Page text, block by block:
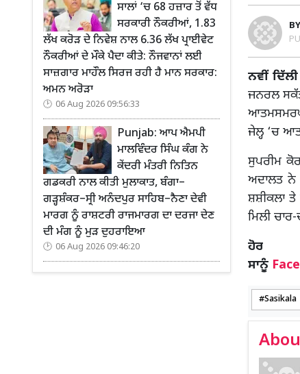
ਸਾਲਾਂ ‘ਚ 68 ਹਜ਼ਾਰ ਤੋਂ ਵੱਧ
ਸਰਕਾਰੀ ਨੌਕਰੀਆਂ, 1.83
ਲੱਖ ਕਰੋੜ ਦੇ ਨਿਵੇਸ਼ ਨਾਲ 6.36 ਲੱਖ ਪ੍ਰਾਈਵੇਟ
ਨੌਕਰੀਆਂ ਦੇ ਮੌਕੇ ਪੈਦਾ ਕੀਤੇ: ਨੌਜਵਾਨਾਂ ਲਈ
ਸਾਜ਼ਗਾਰ ਮਾਹੌਲ ਸਿਰਜ ਰਹੀ ਹੈ ਮਾਨ ਸਰਕਾਰ:
ਅਮਨ ਅਰੋੜਾ
06 Aug 2026 09:56:33
Punjab: ਆਪ ਐਮਪੀ
ਮਾਲਵਿੰਦਰ ਸਿੰਘ ਕੰਗ ਨੇ
ਕੇਂਦਰੀ ਮੰਤਰੀ ਨਿਤਿਨ
ਗਡਕਰੀ ਨਾਲ ਕੀਤੀ ਮੁਲਾਕਾਤ, ਬੰਗਾ–
ਗੜ੍ਹਸ਼ੰਕਰ–ਸ੍ਰੀ ਅਨੰਦਪੁਰ ਸਾਹਿਬ–ਨੈਣਾ ਦੇਵੀ
ਮਾਰਗ ਨੂੰ ਰਾਸ਼ਟਰੀ ਰਾਜਮਾਰਗ ਦਾ ਦਰਜਾ ਦੇਣ
ਦੀ ਮੰਗ ਨੂੰ ਮੁੜ ਦੁਹਰਾਇਆ
06 Aug 2026 09:46:20
BY
ਨਵੀਂ ਦਿੱਲੀ
ਜਨਰਲ
ਜੇਲ੍ਹ ‘ਚ
ਸੁਪਰੀਮ
ਅਦਾਲਤ ਨੇ
ਸ਼ਸ਼ੀਕਲਾ
ਮਿਲੀ
ਸਾਨੂੰ
Sasikala